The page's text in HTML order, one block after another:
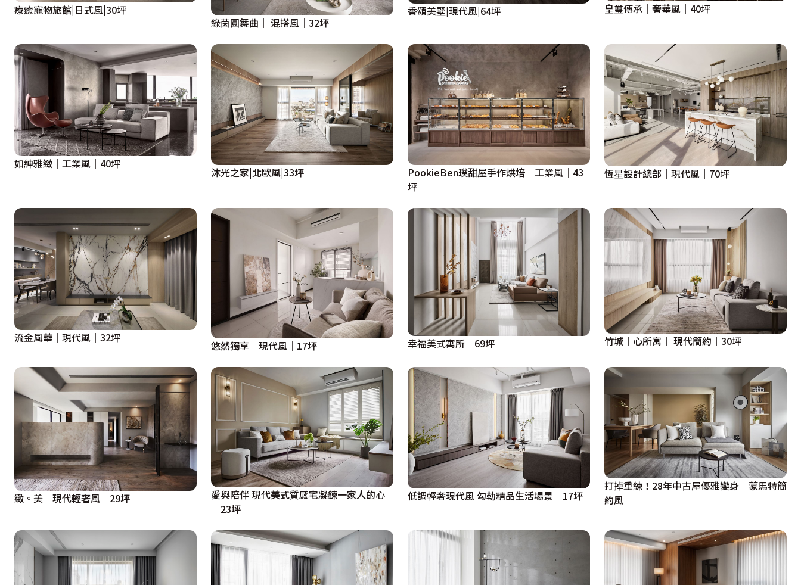
療癒寵物旅館|日式風|30坪
綠茵圓舞曲│ 混搭風│32坪
香頌美墅|現代風|64坪 皇璽傳承│奢華風│40坪
如紳雅緻│工業風│40坪
沐光之家|北歐風|33坪
PookieBen璞甜屋手作烘培│工業風│43
坪
恆星設計總部｜現代風｜70坪
流金風華│現代風│32坪
悠然獨享│現代風│17坪 幸福美式寓所｜69坪 竹城｜心所寓｜ 現代簡約｜30坪
緻。美│現代輕奢風│29坪
愛與陪伴 現代美式質感宅凝鍊一家人的心
│23坪
低調輕奢現代風 勾勒精品生活場景│17坪
打掉重練！28年中古屋優雅變身｜蒙馬特簡
約風